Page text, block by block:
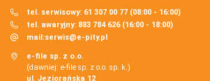
tel. serwisowy: 61 307 00 77 (08:00 - 16:00)
tel. awaryjny: 883 784 626 (16:00 - 18:00)
mail:serwis@e-pity.pl
e-file sp. z o.o.
(dawniej: e-file sp. z o.o. sp. k.)
ul. Jeziorańska 12